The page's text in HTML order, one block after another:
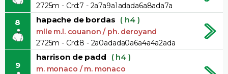
2725m - Crd:7 - 2a7a9a1adada6a8ada7a
8 hapache de bordas ( h4 )
mlle m.l. couanon / ph. deroyand
2725m - Crd:8 - 2a0adada0a6a4a4a2ada
9
harrison de padd ( h4 )
m. monaco / m. monaco